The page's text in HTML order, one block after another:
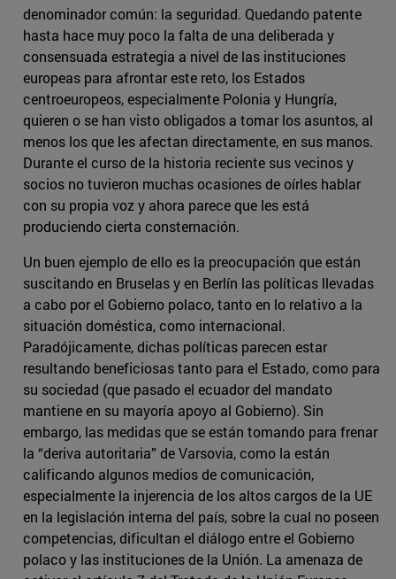
denominador común: la seguridad. Quedando patente
hasta hace muy poco la falta de una deliberada y
consensuada estrategia a nivel de las instituciones
europeas para afrontar este reto, los Estados
centroeuropeos, especialmente Polonia y Hungría,
quieren o se han visto obligados a tomar los asuntos, al
menos los que les afectan directamente, en sus manos.
Durante el curso de la historia reciente sus vecinos y
socios no tuvieron muchas ocasiones de oírles hablar
con su propia voz y ahora parece que les está
produciendo cierta consternación.
Un buen ejemplo de ello es la preocupación que están
suscitando en Bruselas y en Berlín las políticas llevadas
a cabo por el Gobierno polaco, tanto en lo relativo a la
situación doméstica, como internacional.
Paradójicamente, dichas políticas parecen estar
resultando beneficiosas tanto para el Estado, como para
su sociedad (que pasado el ecuador del mandato
mantiene en su mayoría apoyo al Gobierno). Sin
embargo, las medidas que se están tomando para frenar
la “deriva autoritaria” de Varsovia, como la están
calificando algunos medios de comunicación,
especialmente la injerencia de los altos cargos de la UE
en la legislación interna del país, sobre la cual no poseen
competencias, dificultan el diálogo entre el Gobierno
polaco y las instituciones de la Unión. La amenaza de